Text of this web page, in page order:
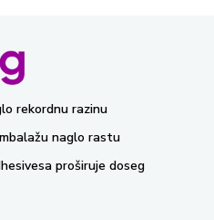
rekordnu razinu
naglo rastu
proširuje doseg